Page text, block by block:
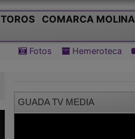
TOROS
COMARCA MOLINA
Fotos Hemeroteca
GUADA TV MEDIA